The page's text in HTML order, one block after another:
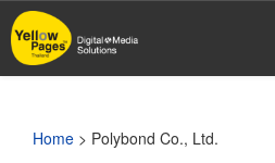
Skip
to
main
Home > Polybond Co., Ltd.